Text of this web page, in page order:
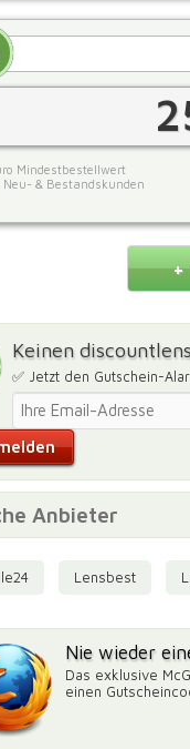
Mindestbestellwert
& Bestandskunden
+
Keinen
✅ Jetzt den Gutschein-
Anbieter
Lensbest
Nie wieder
Das exklusive
einen